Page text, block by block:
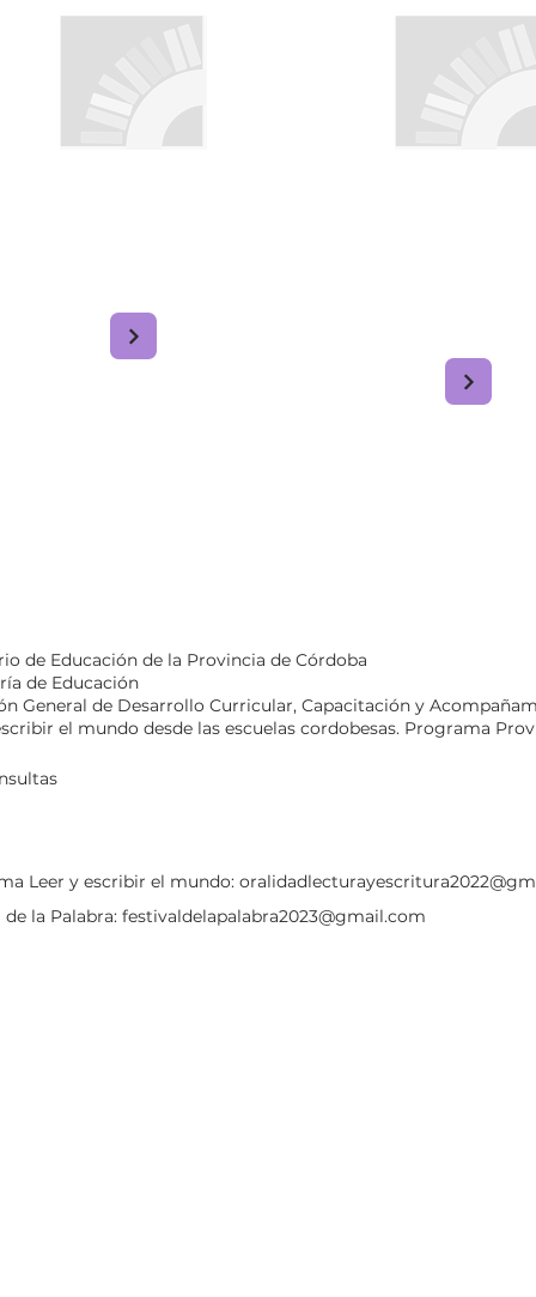
de Educación de la Provincia de Córdoba
de Educación
General de Desarrollo Curricular, Capacitación y
el mundo desde las escuelas cordobesas. Programa
Leer y escribir el mundo:
la Palabra: festivaldelapalabra2023@gmail.com